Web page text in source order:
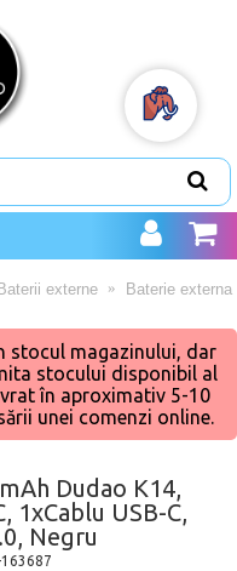
Baterii externe Baterie
stocul magazinului, dar
stocului disponibil al
în aproximativ 5-10
unei comenzi online.
Dudao K14,
1xCablu USB-C,
Negru
163687